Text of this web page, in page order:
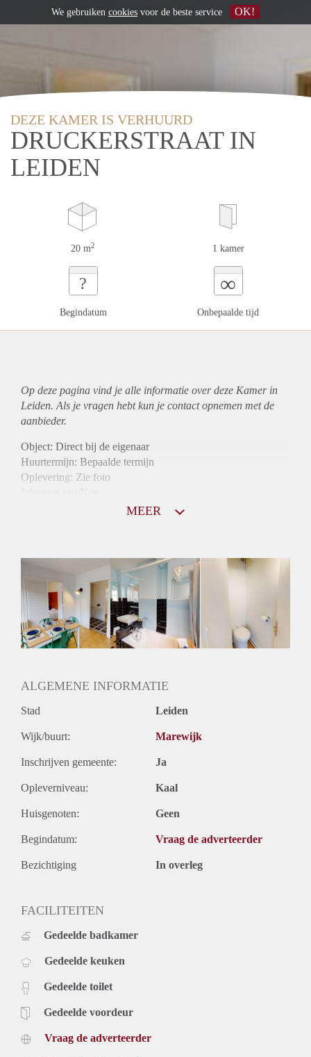
DEZE KAMER IS VERHUURD
DRUCKERSTRAAT IN
LEIDEN
20 m2 1 kamer
?
Begindatum
∞
Onbepaalde tijd
Op deze pagina vind je alle informatie over deze Kamer in
Leiden. Als je vragen hebt kun je contact opnemen met de
aanbieder.
Object: Direct bij de eigenaar
Huurtermijn: Bepaalde termijn
Oplevering: Zie foto
Gedeelde Douche: Ja
Gedeelde woonkamer: Ja
Huisgenoten: Ja
Geslacht huisgenoten: Gemengd
MEER
ALGEMENE INFORMATIE
Stad Leiden
Wijk/buurt: Marewijk
Inschrijven gemeente: Ja
Opleverniveau: Kaal
Huisgenoten: Geen
Begindatum: Vraag de adverteerder
Bezichtiging In overleg
FACILITEITEN
Gedeelde badkamer
Gedeelde keuken
Gedeelde toilet
Gedeelde voordeur
Vraag de adverteerder
We gebruiken cookies voor de beste service OK!